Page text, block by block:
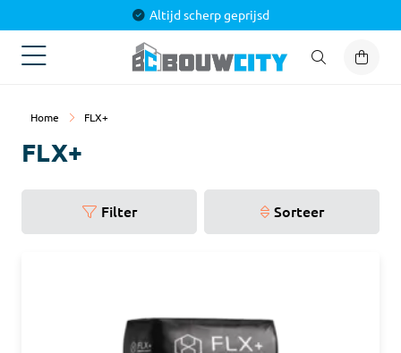
Altijd scherp geprijsd
Home FLX+
FLX+
Filter Sorteer